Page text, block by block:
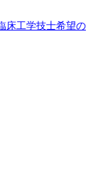
床工学技士希望の